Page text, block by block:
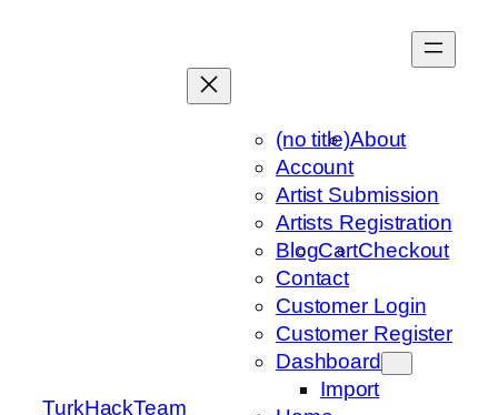
TurkHackTeam
(no title)About
Account
Artist Submission
Artists Registration
BlogCartCheckout
Contact
Customer Login
Customer Register
Dashboard
Import